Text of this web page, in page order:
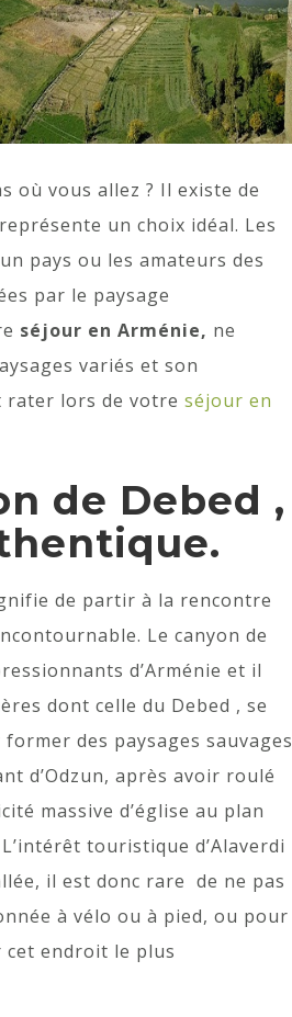
où vous allez ? Il existe de
un choix idéal. Les
pays ou les amateurs des
par le paysage
séjour en Arménie, ne
variés et son
rater lors de votre séjour en
de Debed ,
de partir à la rencontre
Le canyon de
d’Arménie et il
dont celle du Debed , se
des paysages sauvages
d’Odzun, après avoir roulé
massive d’église au plan
touristique d’Alaverdi
il est donc rare de ne pas
à vélo ou à pied, ou pour
endroit le plus